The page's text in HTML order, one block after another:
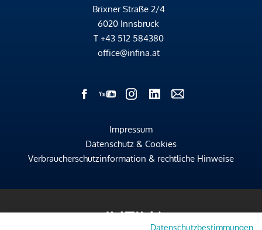
Brixner Straße 2/4
6020 Innsbruck
T +43 512 584380
office@infina.at
Impressum
Datenschutz & Cookies
Verbraucherschutzinformation & rechtliche Hinweise
Datenschutzbestimmungen